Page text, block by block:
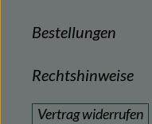
Bestellungen
Rechtshinweise
Vertrag widerrufen